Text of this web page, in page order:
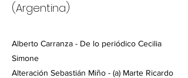
(Argentina)
Alberto Carranza - De lo periódico Cecilia
Simone
Alteración Sebastián Miño - (a) Marte Ricardo